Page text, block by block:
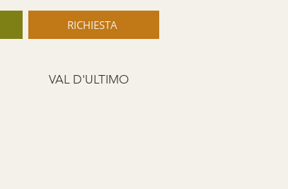
RICHIESTA
VAL D'ULTIMO